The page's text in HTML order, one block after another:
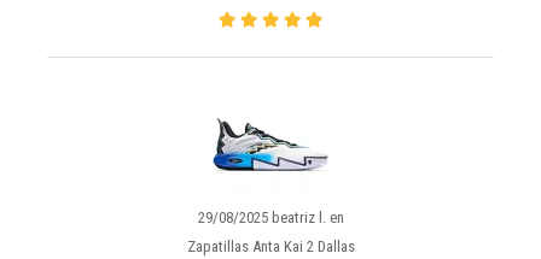
29/08/2025 beatriz l. en
Zapatillas Anta Kai 2 Dallas